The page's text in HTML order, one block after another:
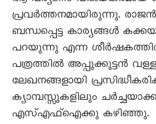
പ്രവർത്തനമായിരുന്നു.
ബന്ധപ്പെട്ട കാര്യങ്ങൾ
പറയുന്നു എന്ന ശീർഷകത്തിൽ
പത്രത്തിൽ അപ്പുക്കുട്ടൻ
ലേഖനങ്ങളായി
ക്യാമ്പസ്സുകളിലും
എസ്എഫ്ഐക്കു കഴിഞ്ഞു.